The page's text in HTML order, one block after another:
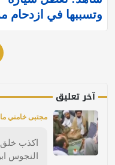
وتسببها في ازدحام
آخر تعليق
مجتبى خامني
اكذب
النجوس